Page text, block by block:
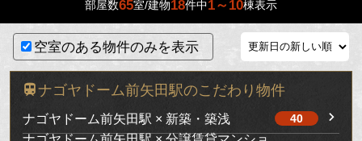
部屋数65室/建物18件中1～10棟表示
空室のある物件のみを表示
ナゴヤドーム前矢田駅のこだわり物件
ナゴヤドーム前矢田駅 × 新築・築浅 40